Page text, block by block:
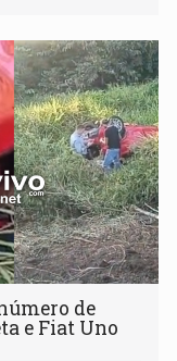
de
e Fiat Uno